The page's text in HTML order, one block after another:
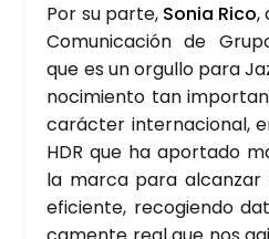
Por su par­te, Sonia Rico,
Comu­ni­ca­ción de
que es un orgu­llo para
no­ci­mien­to tan
carác­ter inter­na­cio­nal,
HDR que ha apor­ta­do
la mar­ca para alcan­zar
efi­cien­te, reco­gien­do